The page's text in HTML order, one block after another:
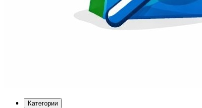
Категории